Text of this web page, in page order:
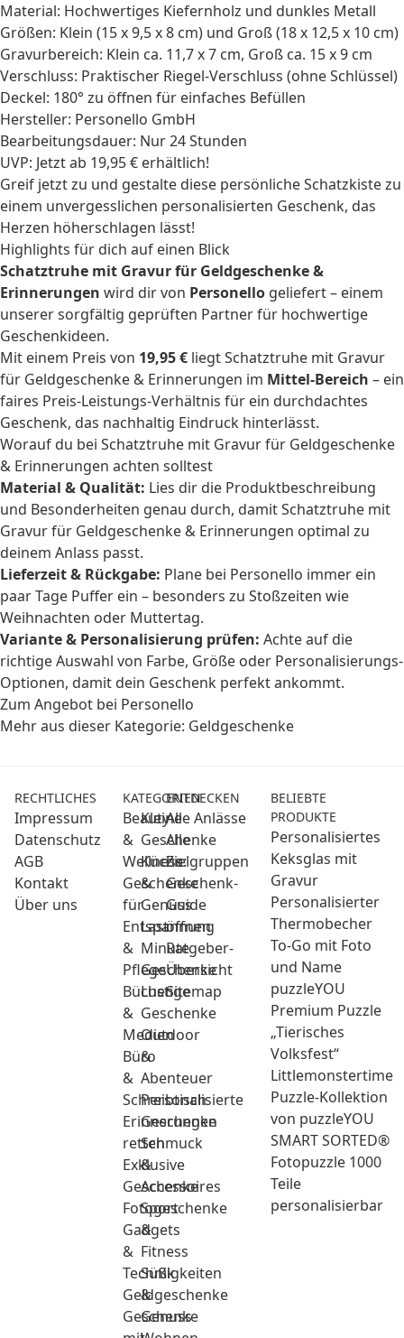
Material: Hochwertiges Kiefernholz und dunkles Metall
Größen: Klein (15 x 9,5 x 8 cm) und Groß (18 x 12,5 x 10 cm)
Gravurbereich: Klein ca. 11,7 x 7 cm, Groß ca. 15 x 9 cm
Verschluss: Praktischer Riegel-Verschluss (ohne Schlüssel)
Deckel: 180° zu öffnen für einfaches Befüllen
Hersteller: Personello GmbH
Bearbeitungsdauer: Nur 24 Stunden
UVP: Jetzt ab 19,95 € erhältlich!
Greif jetzt zu und gestalte diese persönliche Schatzkiste zu
einem unvergesslichen personalisierten Geschenk, das
Herzen höherschlagen lässt!
Highlights für dich auf einen Blick
Schatztruhe mit Gravur für Geldgeschenke &
Erinnerungen wird dir von Personello geliefert – einem
unserer sorgfältig geprüften Partner für hochwertige
Geschenkideen.
Mit einem Preis von 19,95 € liegt Schatztruhe mit Gravur
für Geldgeschenke & Erinnerungen im Mittel-Bereich – ein
faires Preis-Leistungs-Verhältnis für ein durchdachtes
Geschenk, das nachhaltig Eindruck hinterlässt.
Worauf du bei Schatztruhe mit Gravur für Geldgeschenke
& Erinnerungen achten solltest
Material & Qualität: Lies dir die Produktbeschreibung
und Besonderheiten genau durch, damit Schatztruhe mit
Gravur für Geldgeschenke & Erinnerungen optimal zu
deinem Anlass passt.
Lieferzeit & Rückgabe: Plane bei Personello immer ein
paar Tage Puffer ein – besonders zu Stoßzeiten wie
Weihnachten oder Muttertag.
Variante & Personalisierung prüfen: Achte auf die
richtige Auswahl von Farbe, Größe oder Personalisierungs-
Optionen, damit dein Geschenk perfekt ankommt.
Zum Angebot bei Personello
Mehr aus dieser Kategorie: Geldgeschenke
RECHTLICHES
Impressum
Datenschutz
AGB
Kontakt
Über uns
KATEGORIEN
Beauty
&
Wellness:
Geschenke
für
Entspannung
&
Pflege
Bücher
&
Medien
Büro
&
Schreibtisch
Erinnerungen
retten
Exklusive
Geschenke
Fotogeschenke
Gadgets
&
Technik
Geldgeschenke
Geschenke
Kleine
Geschenke
Küche
&
Genuss
Last
Minute
Geschenke
Lustige
Geschenke
Outdoor
&
Abenteuer
Personalisierte
Geschenke
Schmuck
&
Accessoires
Sport
&
Fitness
Süßigkeiten
&
Genuss
ENTDECKEN
Alle Anlässe
Alle
Zielgruppen
Geschenk-
Guide
öffnen
Ratgeber-
Übersicht
Sitemap
BELIEBTE
PRODUKTE
Personalisiertes
Keksglas mit
Gravur
Personalisierter
Thermobecher
To-Go mit Foto
und Name
puzzleYOU
Premium Puzzle
„Tierisches
Volksfest“
Littlemonstertime
Puzzle-Kollektion
von puzzleYOU
SMART SORTED®
Fotopuzzle 1000
Teile
personalisierbar